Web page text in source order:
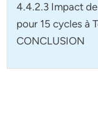
4.4.2.3 Impact
pour 15 cycles à
CONCLUSION